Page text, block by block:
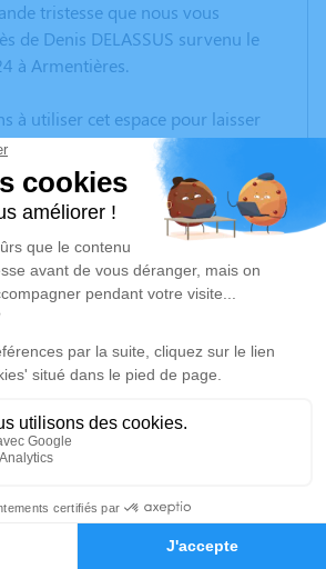
Hommages
tristesse que nous vous
de Denis DELASSUS survenu le
à Armentières.
à utiliser cet espace pour laisser
partager des photos souvenirs, une
vos pensées à travers des
Cet endroit est un lieu
à honorer la mémoire de Denis
d’arbre hommage est
Je rends hommage
Laurent de Richebourg
de Gaulle